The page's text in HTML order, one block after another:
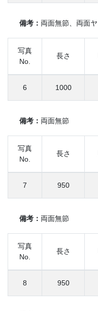
備考： 両面無節、両面
写真
No.
長さ
6 1000
備考： 両面無節
写真
No.
長さ
7 950
備考： 両面無節
写真
No.
長さ
8 950